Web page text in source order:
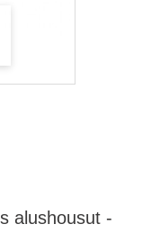
alushousut -